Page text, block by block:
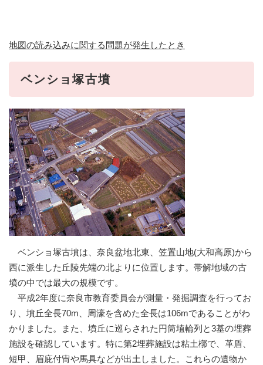
地図の読み込みに関する問題が発生したとき
ベンショ塚古墳
ベンショ塚古墳は、奈良盆地北東、笠置山地(大和高原)から
西に派生した丘陵先端の北よりに位置します。帯解地域の古
墳の中では最大の規模です。
平成2年度に奈良市教育委員会が測量・発掘調査を行ってお
り、墳丘全長70m、周濠を含めた全長は106mであることがわ
かりました。また、墳丘に巡らされた円筒埴輪列と3基の埋葬
施設を確認しています。特に第2埋葬施設は粘土槨で、革盾、
短甲、眉庇付冑や馬具などが出土しました。これらの遺物か